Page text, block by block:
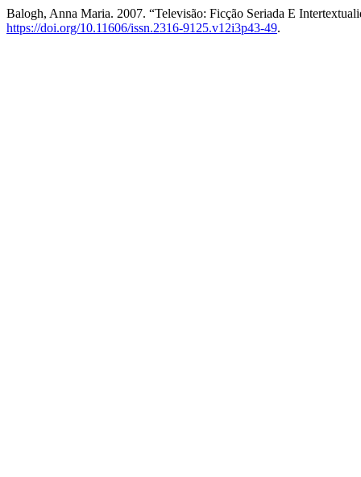
Balogh, Anna Maria. 2007. “Televisão: Ficção Seriada E
https://doi.org/10.11606/issn.2316-9125.v12i3p43-49.